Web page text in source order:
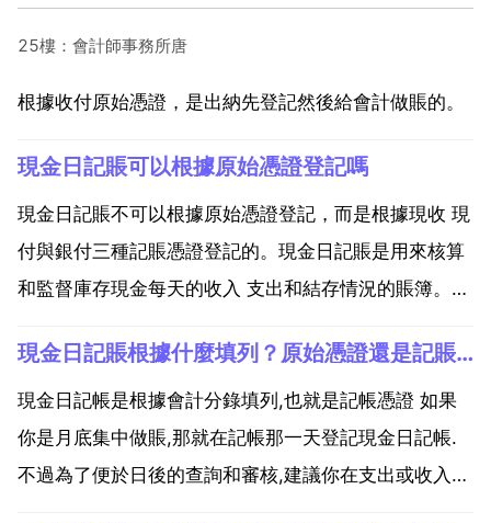
25樓：會計師事務所唐
根據收付原始憑證，是出納先登記然後給會計做賬的。
現金日記賬可以根據原始憑證登記嗎
現金日記賬不可以根據原始憑證登記，而是根據現收 現
付與銀付三種記賬憑證登記的。現金日記賬是用來核算
和監督庫存現金每天的收入 支出和結存情況的賬簿。由
現金付款 銀行付款 提現業務 憑證，逐日逐筆進行登
記，並隨時結記餘額。登記現金日記賬時，除了遵循賬
簿登...
現金日記賬根據什麼填列？原始憑證還是記賬憑證
現金日記帳是根據會計分錄填列,也就是記帳憑證 如果
你是月底集中做賬,那就在記帳那一天登記現金日記帳.
不過為了便於日後的查詢和審核,建議你在支出或收入現